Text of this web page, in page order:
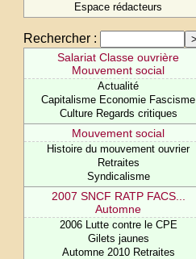
Espace rédacteurs
Rechercher :
Salariat Classe ouvrière
Mouvement social
Actualité
Capitalisme Economie Fascisme
Culture Regards critiques
Mouvement social
Histoire du mouvement ouvrier
Retraites
Syndicalisme
2007 SNCF RATP FACS...
Automne
2006 Lutte contre le CPE
Gilets jaunes
Automne 2010 Retraites